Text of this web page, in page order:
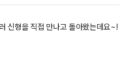
신형을 직접 만나고 돌아왔는데요~!